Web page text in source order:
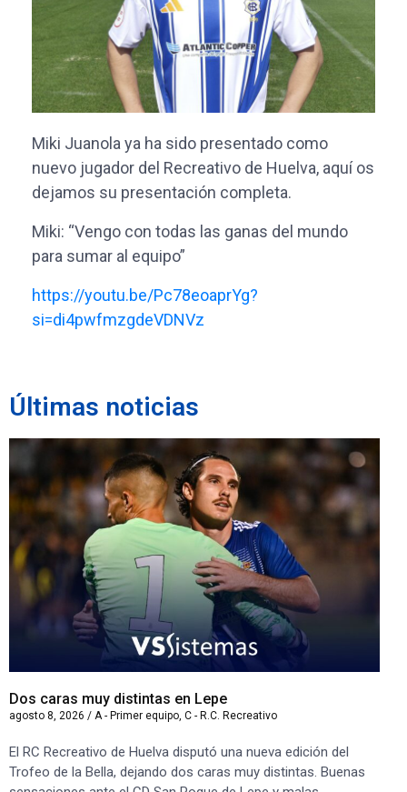
Miki Juanola ya ha sido presentado como
nuevo jugador del Recreativo de Huelva, aquí os
dejamos su presentación completa.
Miki: “Vengo con todas las ganas del mundo
para sumar al equipo”
https://youtu.be/Pc78eoaprYg?
si=di4pwfmzgdeVDNVz
Últimas noticias
Dos caras muy distintas en Lepe
agosto 8, 2026 / A - Primer equipo, C - R.C. Recreativo
El RC Recreativo de Huelva disputó una nueva edición del
Trofeo de la Bella, dejando dos caras muy distintas. Buenas